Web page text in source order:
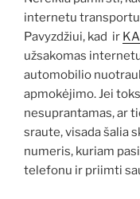
internetu
Pavyzdžiui, kad ir
užsakomas
automobilio
apmokėjimo. Jei
nesuprantamas, ar
sraute, visada šalia
numeris, kuriam
telefonu ir priimti